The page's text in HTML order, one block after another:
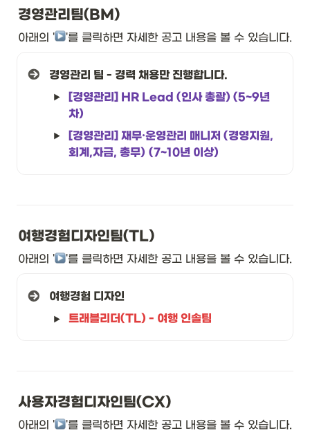
경영관리팀(BM)
아래의 '
경영관리 팀 - 경력 채용만 진행합니다.
[경영관리] HR Lead (인사 총괄) (5~9년
차)
[경영관리] 재무·운영관리 매니저 (경영지원,
회계,자금, 총무) (7~10년 이상)
여행경험디자인팀(TL)
아래의 '
여행경험 디자인
트래블리더(TL) - 여행 인솔팀
사용자경험디자인팀(CX)
아래의 '